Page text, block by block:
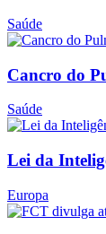
Saúde
Cancro do
Saúde
Lei da
Europa